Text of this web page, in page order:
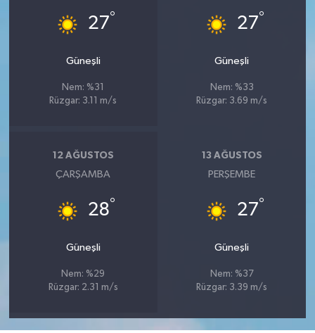
27°
Güneşli
Nem: %31
Rüzgar: 3.11 m/s
27°
Güneşli
Nem: %33
Rüzgar: 3.69 m/s
12 AĞUSTOS
ÇARŞAMBA
28°
Güneşli
Nem: %29
Rüzgar: 2.31 m/s
13 AĞUSTOS
PERŞEMBE
27°
Güneşli
Nem: %37
Rüzgar: 3.39 m/s